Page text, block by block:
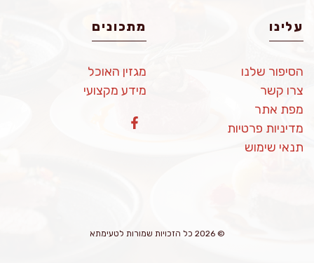
עלינו
הסיפור שלנו
צרו קשר
מפת אתר
מדיניות פרטיות
תנאי שימוש
מתכונים
מגזין האוכל
מידע מקצועי
© 2026 כל הזכויות שמורות לטעימתא